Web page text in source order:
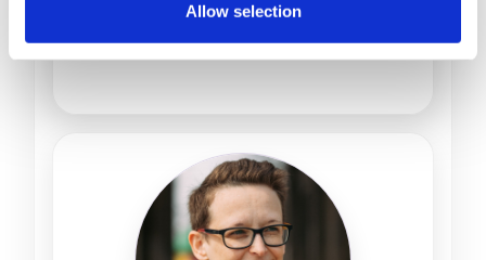
Allow selection
European Society for the Study of
Tourette Syndrome (ESSTS)